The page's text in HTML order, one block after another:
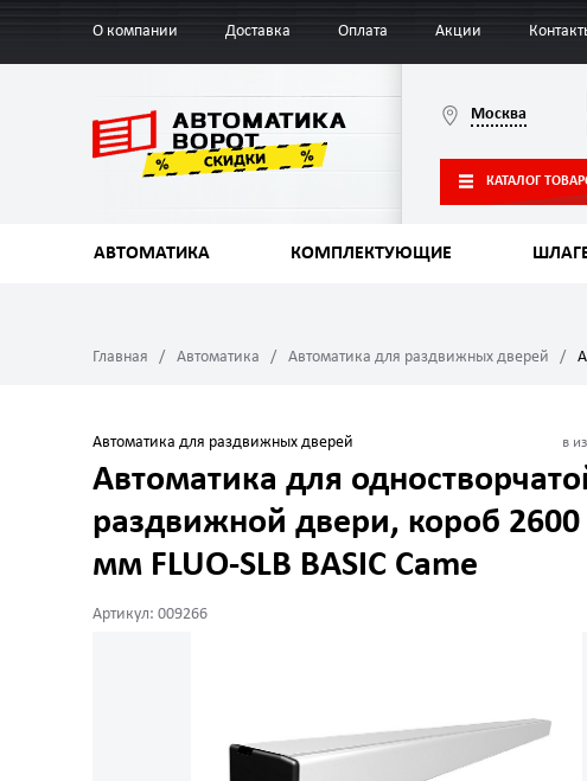
О компании Доставка Оплата Акции
Москва
КАТАЛОГ
АВТОМАТИКА КОМПЛЕКТУЮЩИЕ
Главная Автоматика Автоматика для раздвижных дверей
Автоматика для раздвижных дверей
Автоматика для
раздвижной двери, короб 2600
мм FLUO-SLB BASIC Came
Артикул: 009266